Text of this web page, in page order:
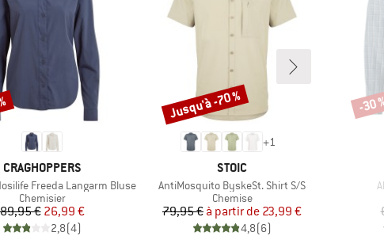
MARQUE
CRAGHOPPERS
Freeda Langarm Bluse
Product group
Chemisier
Prix
89,95 €Prix réduit
26,99 €
2,8(4)
+1
MARQUE
STOIC
Article
AntiMosquito ByskeSt. Shirt S/S
Product group
Chemise
Prix
79,95 € Prix réduit
à partir de 23,99 €
4,8(6)
Remise
Jusqu'à -70 % -30